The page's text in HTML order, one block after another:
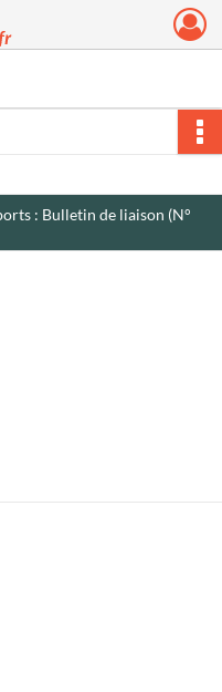
d'Alès
: Bulletin de liaison (N°